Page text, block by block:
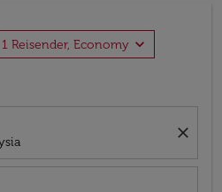
1 Reisender, Economy expand_more
close